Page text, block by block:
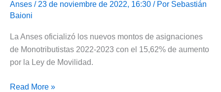
Anses / 23 de noviembre de 2022, 16:30 / Por Sebastián
Baioni
La Anses oficializó los nuevos montos de asignaciones
de Monotributistas 2022-2023 con el 15,62% de aumento
por la Ley de Movilidad.
Anses:
Read More »